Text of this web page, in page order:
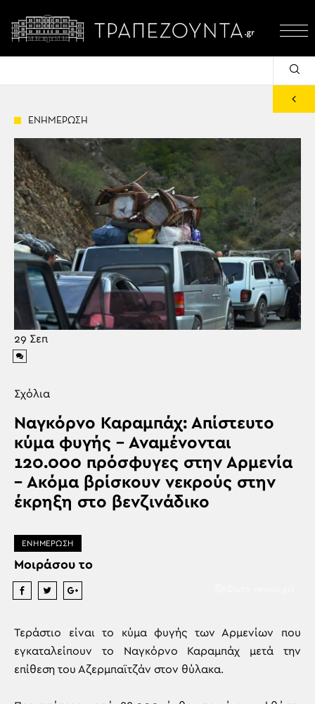
ΕΝΗΜΕΡΩΣΗ
29 Σεπ
Σχόλια
Ναγκόρνο Καραμπάχ: Απίστευτο
κύμα φυγής – Αναμένονται
120.000 πρόσφυγες στην Αρμενία
– Ακόμα βρίσκουν νεκρούς στην
έκρηξη στο βενζινάδικο
ΕΝΗΜΕΡΩΣΗ
Μοιράσου το
Τεράστιο είναι το κύμα φυγής των Αρμενίων που
εγκαταλείπουν το Ναγκόρνο Καραμπάχ μετά την
επίθεση του Αζερμπαϊτζάν στον θύλακα.